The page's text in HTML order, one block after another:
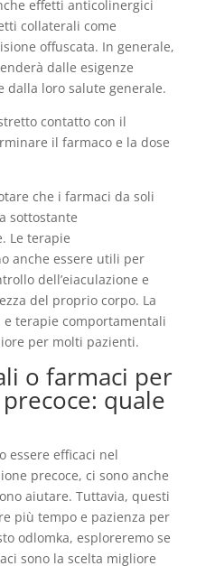
effetti anticolinergici
collaterali come
offuscata. In generale,
dalle esigenze
dalla loro salute generale.
contatto con il
il farmaco e la dose
che i farmaci da soli
sottostante
Le terapie
anche essere utili per
dell’eiaculazione e
del proprio corpo. La
terapie comportamentali
per molti pazienti.
o farmaci per
quale
essere efficaci nel
precoce, ci sono anche
aiutare. Tuttavia, questi
più tempo e pazienza per
odlomka, esploreremo se
sono la scelta migliore